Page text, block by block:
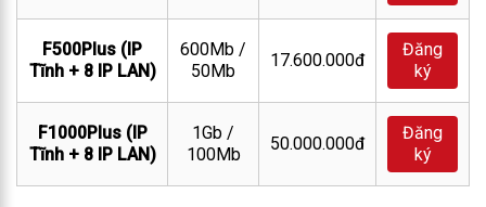
F500Plus (IP
Tĩnh + 8 IP LAN)
600Mb /
50Mb
17.600.000đ
Đăng
ký
F1000Plus (IP
Tĩnh + 8 IP LAN)
1Gb /
100Mb
50.000.000đ
Đăng
ký